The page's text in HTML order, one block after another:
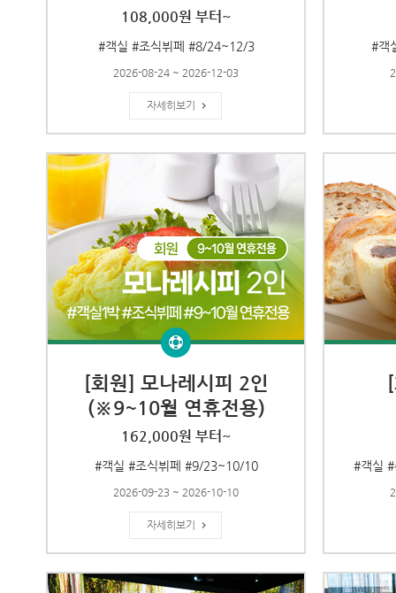
108,000원 부터~
#객실 #조식뷔페 #8/24~12/3
2026-08-24 ~ 2026-12-03
자세히보기
#객
[회원] 모나레시피 2인
(※9~10월 연휴전용)
162,000원 부터~
#객실 #조식뷔페 #9/23~10/10
2026-09-23 ~ 2026-10-10
자세히보기
#객실